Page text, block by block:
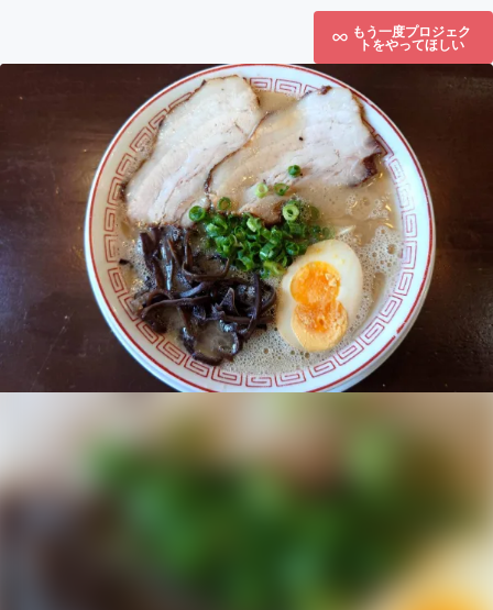
もう一度プロジェク
トをやってほしい